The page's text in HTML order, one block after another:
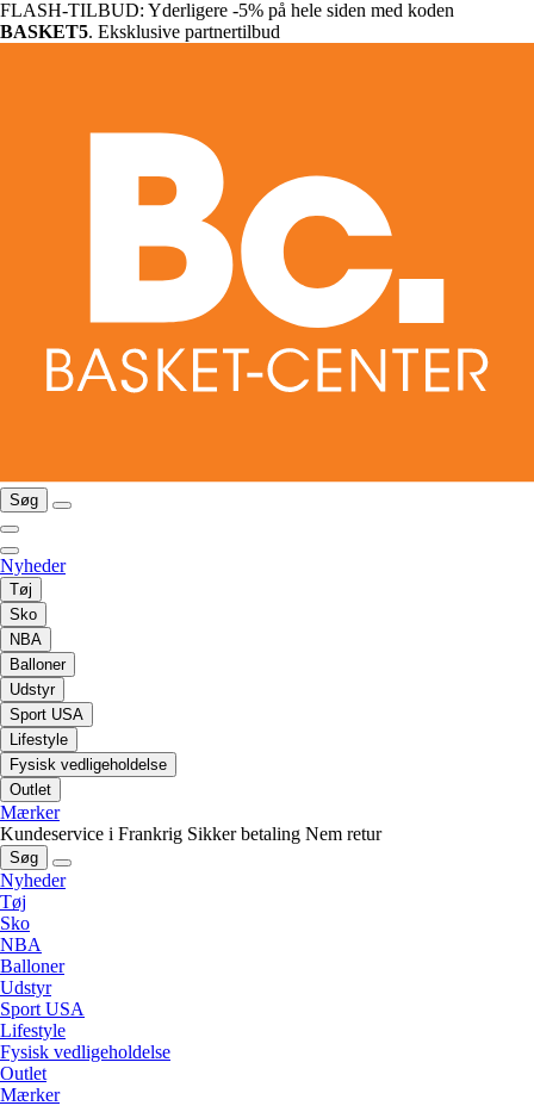
FLASH-TILBUD: Yderligere -5% på hele siden med koden
BASKET5. Eksklusive partnertilbud
Søg
Nyheder
Tøj
Sko
NBA
Balloner
Udstyr
Sport USA
Lifestyle
Fysisk vedligeholdelse
Outlet
Mærker
Kundeservice i Frankrig Sikker betaling Nem retur
Søg
Nyheder
Tøj
Sko
NBA
Balloner
Udstyr
Sport USA
Lifestyle
Fysisk vedligeholdelse
Outlet
Mærker